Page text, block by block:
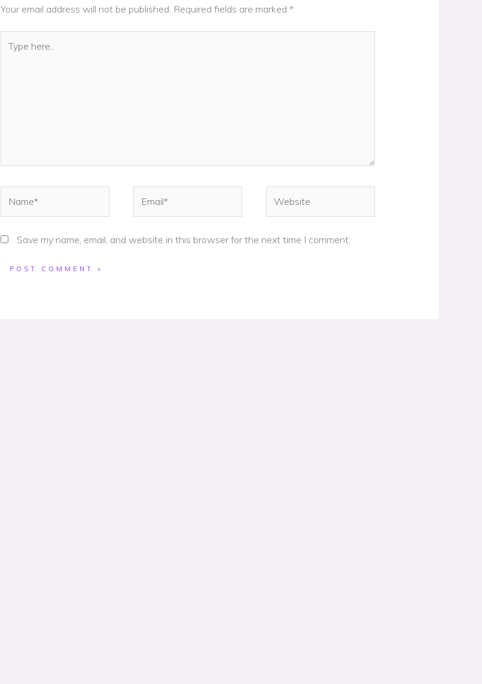
Your email address will not be published. Required fields are marked *
here..
Save my name, email, and website in this browser for the next time I comment.